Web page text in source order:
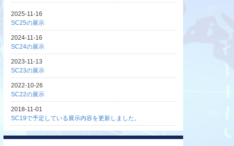
2025-11-16
SC25の展示
2024-11-16
SC24の展示
2023-11-13
SC23の展示
2022-10-26
SC22の展示
2018-11-01
SC19で予定している展示内容を更新しました。